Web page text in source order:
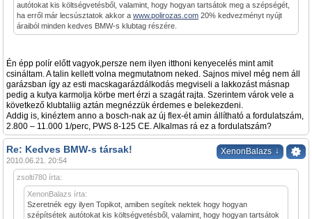
autótokat kis költségvetésből, valamint, hogy hogyan tartsátok meg a szépségét,
ha erről már lecsúsztatok akkor a www.polirozas.com 20% kedvezményt nyújt
áraiból minden kedves BMW-s klubtag részére.
Én épp polír előtt vagyok,persze nem ilyen itthoni kenyecelés mint amit
csináltam. A talin kellett volna megmutatnom neked. Sajnos mivel még nem áll
garázsban így az esti macskagarázdálkodás megviseli a lakkozást másnap
pedig a kutya karmolja körbe mert érzi a szagát rajta. Szerintem várok vele a
következő klubtaliig aztán megnézzük érdemes e belekezdeni.
Addig is, kinéztem anno a bosch-nak az új flex-ét amin állítható a fordulatszám,
2.800 – 11.000 1/perc, PWS 8-125 CE. Alkalmas rá ez a fordulatszám?
XenonBalazs ↓
Re: Kedves BMW-s társak!
2010.06.21. 20:54
zsolti780 írta:
XenonBalazs írta:
Szeretnék egy ilyen Topikot, amiben segítek nektek hogy hogyan
szépítsétek autótokat kis költségvetésből, valamint, hogy hogyan tartsátok